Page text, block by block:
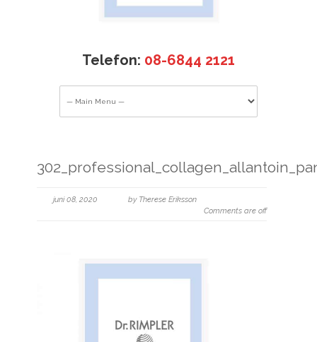
Telefon: 08-6844 2121
juni 08, 2020
by Therese Eriksson
Comments are off